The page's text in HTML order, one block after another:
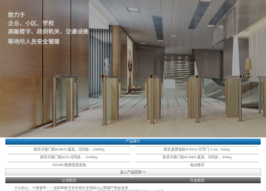
产品展示
耐氏平移门机ROBUS-直流，可同步, <1000Kg 耐氏直臂电机WINGO-平开门-3.5m, 550Kg
耐氏平移门机RUN-可同步，<2500Kg 耐氏平移门机SLH400-直流，可同步，400Kg
FIBARO智能家居系统
电动卷帘
进入产品频道>>
公司新闻
行业新闻
不忘初心，不辱使命——适辉智能为百年党庆主场出入口管理严把安全关